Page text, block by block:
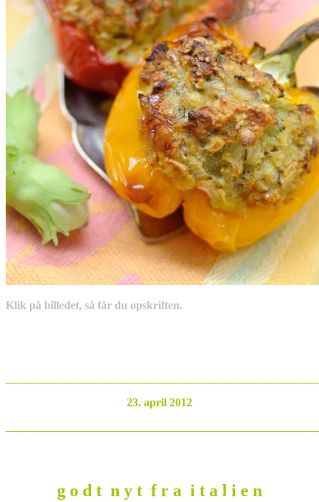
Klik på billedet, så får du opskriften.
23. april 2012
g o d t n y t f r a i t a l i e n